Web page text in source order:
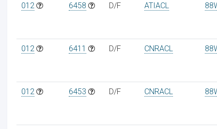
012 6458 D/F ATIACL
012 6411 D/F CNRACL
012 6453 D/F CNRACL